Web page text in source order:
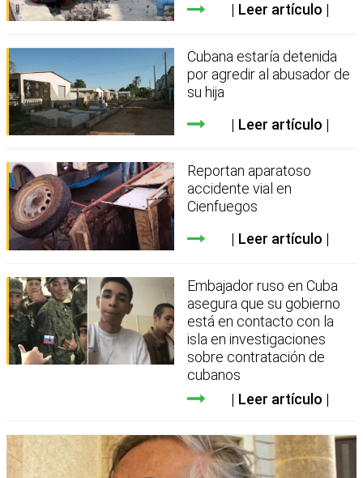
Leer artículo
Cubana estaría detenida
por agredir al abusador de
su hija
Leer artículo
Reportan aparatoso
accidente vial en
Cienfuegos
Leer artículo
Embajador ruso en Cuba
asegura que su gobierno
está en contacto con la
isla en investigaciones
sobre contratación de
cubanos
Leer artículo